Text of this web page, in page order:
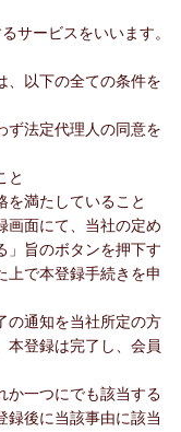
サービスをいいます。
、以下の全ての条件を
ず法定代理人の同意を
と
を満たしていること
画面にて、当社の定め
」旨のボタンを押下す
上で本登録手続きを申
の通知を当社所定の方
本登録は完了し、会員
か一つにでも該当する
録後に当該事由に該当